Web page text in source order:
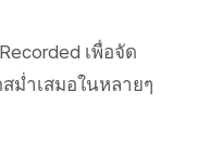
เพื่อจัด
ม่ำเสมอในหลายๆ